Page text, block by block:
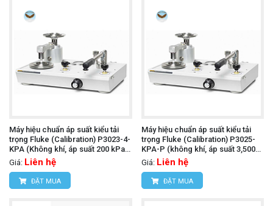
Máy hiệu chuẩn áp suất kiểu tải
trọng Fluke (Calibration) P3023-4-
KPA (Không khí, áp suất 200 kPa
và chân không đến 100 kPa, PCU
đôi)
Giá: Liên hệ
ĐẶT MUA
Máy hiệu chuẩn áp suất kiểu tải
trọng Fluke (Calibration) P3025-
KPA-P (không khí, áp suất 3,500
kPa và chân không đến 100 kPa,
PCU đôi)
Giá: Liên hệ
ĐẶT MUA